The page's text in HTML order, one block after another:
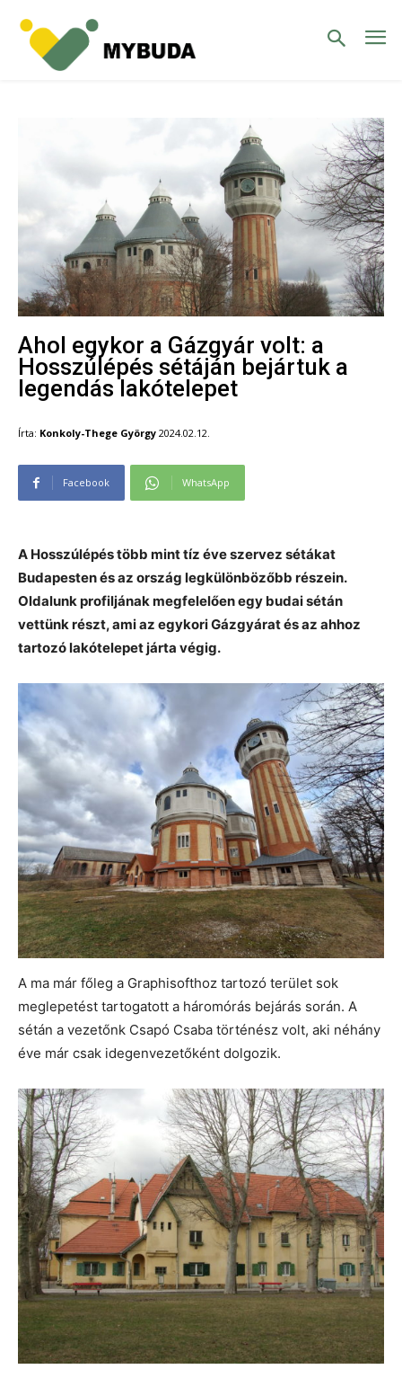
Ahol egykor a Gázgyár volt: a
Hosszúlépés sétáján bejártuk a
legendás lakótelepet
Írta: Konkoly-Thege György 2024.02.12.
Facebook WhatsApp
A Hosszúlépés több mint tíz éve szervez sétákat
Budapesten és az ország legkülönbözőbb részein.
Oldalunk profiljának megfelelően egy budai sétán
vettünk részt, ami az egykori Gázgyárat és az ahhoz
tartozó lakótelepet járta végig.
A ma már főleg a Graphisofthoz tartozó terület sok
meglepetést tartogatott a háromórás bejárás során. A
sétán a vezetőnk Csapó Csaba történész volt, aki néhány
éve már csak idegenvezetőként dolgozik.